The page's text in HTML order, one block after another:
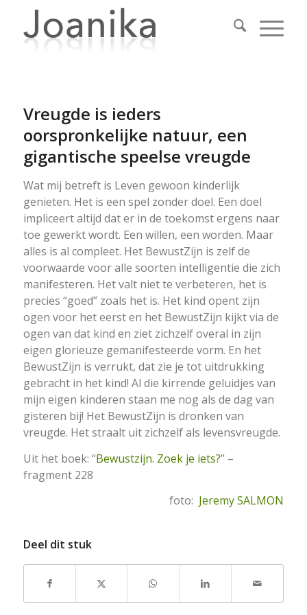
Vreugde is ieders
oorspronkelijke natuur, een
gigantische speelse vreugde
Wat mij betreft is Leven gewoon kinderlijk
genieten. Het is een spel zonder doel. Een doel
impliceert altijd dat er in de toekomst ergens naar
toe gewerkt wordt. Een willen, een worden. Maar
alles is al compleet. Het BewustZijn is zelf de
voorwaarde voor alle soorten intelligentie die zich
manifesteren. Het valt niet te verbeteren, het is
precies “goed” zoals het is. Het kind opent zijn
ogen voor het eerst en het BewustZijn kijkt via de
ogen van dat kind en ziet zichzelf overal in zijn
eigen glorieuze gemanifesteerde vorm. En het
BewustZijn is verrukt, dat zie je tot uitdrukking
gebracht in het kind! Al die kirrende geluidjes van
mijn eigen kinderen staan me nog als de dag van
gisteren bij! Het BewustZijn is dronken van
vreugde. Het straalt uit zichzelf als levensvreugde.
Uit het boek: “Bewustzijn. Zoek je iets?” –
fragment 228
foto: Jeremy SALMON
Deel dit stuk